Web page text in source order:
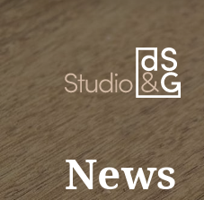
home
page
News